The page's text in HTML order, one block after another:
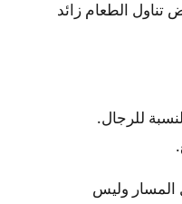
تناول الطعام زائد
للرجال.
المسار وليس